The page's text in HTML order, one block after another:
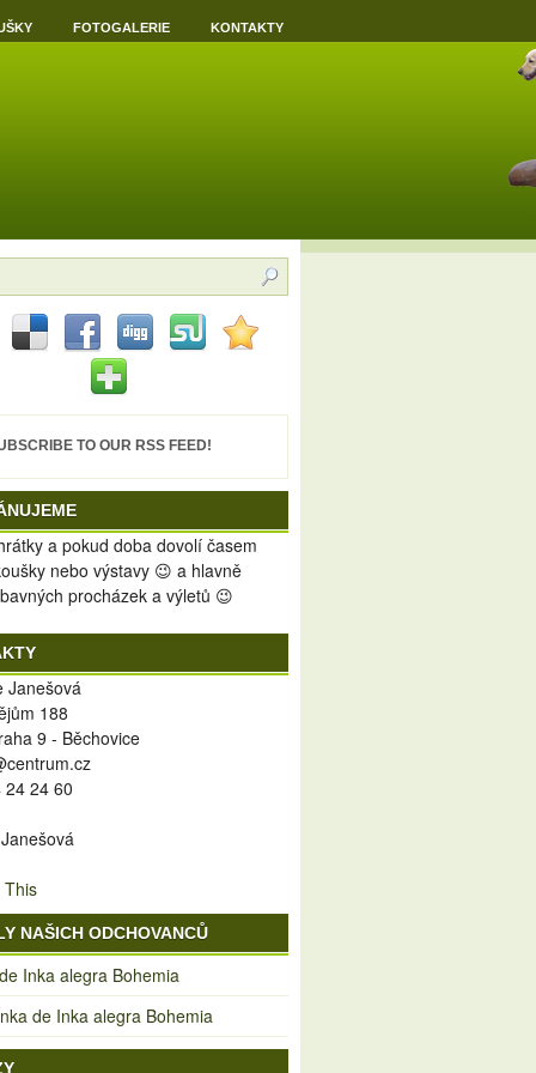
FOTOGALERIE KONTAKTY
TO OUR RSS FEED!
a pokud doba dovolí časem
nebo výstavy 😉 a hlavně
procházek a výletů 😉
Janešová
188
9 - Běchovice
24 24 60
This
NAŠICH ODCHOVANCŮ
Inka alegra Bohemia
de Inka alegra Bohemia